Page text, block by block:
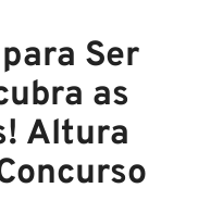
Ser
as
Altura